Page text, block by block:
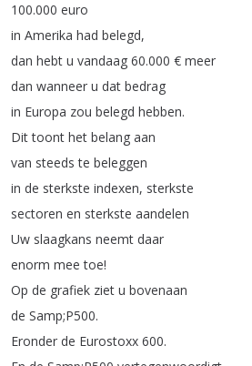
100.000 euro
in Amerika had belegd,
dan hebt u vandaag 60.000 € meer
dan wanneer u dat bedrag
in Europa zou belegd hebben.
Dit toont het belang aan
van steeds te beleggen
in de sterkste indexen, sterkste
sectoren en sterkste aandelen
Uw slaagkans neemt daar
enorm mee toe!
Op de grafiek ziet u bovenaan
de Samp;P500.
Eronder de Eurostoxx 600.